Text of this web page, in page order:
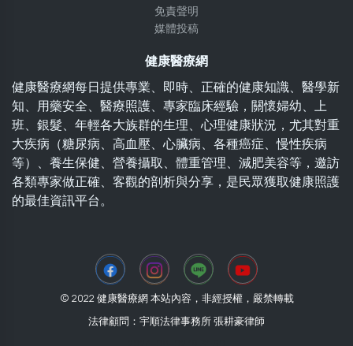
免責聲明
媒體投稿
健康醫療網
健康醫療網每日提供專業、即時、正確的健康知識、醫學新
知、用藥安全、醫療照護、專家臨床經驗，關懷婦幼、上
班、銀髮、年輕各大族群的生理、心理健康狀況，尤其對重
大疾病（糖尿病、高血壓、心臟病、各種癌症、慢性疾病
等）、養生保健、營養攝取、體重管理、減肥美容等，邀訪
各類專家做正確、客觀的剖析與分享，是民眾獲取健康照護
的最佳資訊平台。
© 2022 健康醫療網 本站內容，非經授權，嚴禁轉載
法律顧問：宇順法律事務所 張耕豪律師